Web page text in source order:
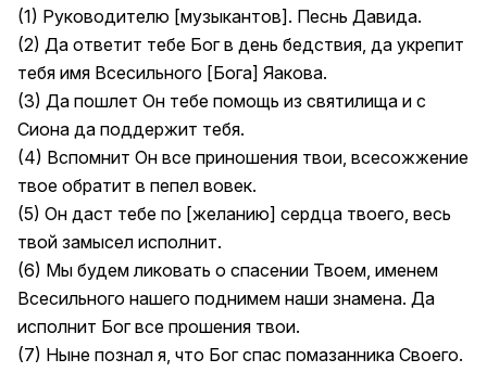
(1) Руководителю [музыкантов]. Песнь Давида.
(2) Да ответит тебе Бог в день бедствия, да укрепит
тебя имя Всесильного [Бога] Яакова.
(3) Да пошлет Он тебе помощь из святилища и с
Сиона да поддержит тебя.
(4) Вспомнит Он все приношения твои, всесожжение
твое обратит в пепел вовек.
(5) Он даст тебе по [желанию] сердца твоего, весь
твой замысел исполнит.
(6) Мы будем ликовать о спасении Твоем, именем
Всесильного нашего поднимем наши знамена. Да
исполнит Бог все прошения твои.
(7) Ныне познал я, что Бог спас помазанника Своего.